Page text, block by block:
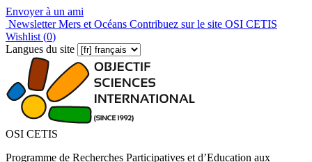
Envoyer à un ami
Newsletter Mers et Océans Contribuez sur le site OSI CETIS
Wishlist (0)
Langues du site
OSI CETIS
Programme de Recherches Participatives et d’Education aux